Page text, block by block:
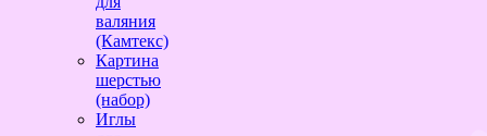
валяния
(Камтекс)
Картина
шерстью
(набор)
Иглы